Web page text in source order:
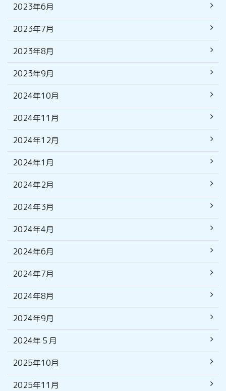
2023年6月
2023年7月
2023年8月
2023年9月
2024年10月
2024年11月
2024年12月
2024年1月
2024年2月
2024年3月
2024年4月
2024年6月
2024年7月
2024年8月
2024年9月
2024年５月
2025年10月
2025年11月